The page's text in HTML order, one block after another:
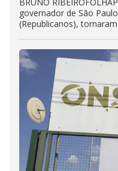
governador de São
(Republicanos),